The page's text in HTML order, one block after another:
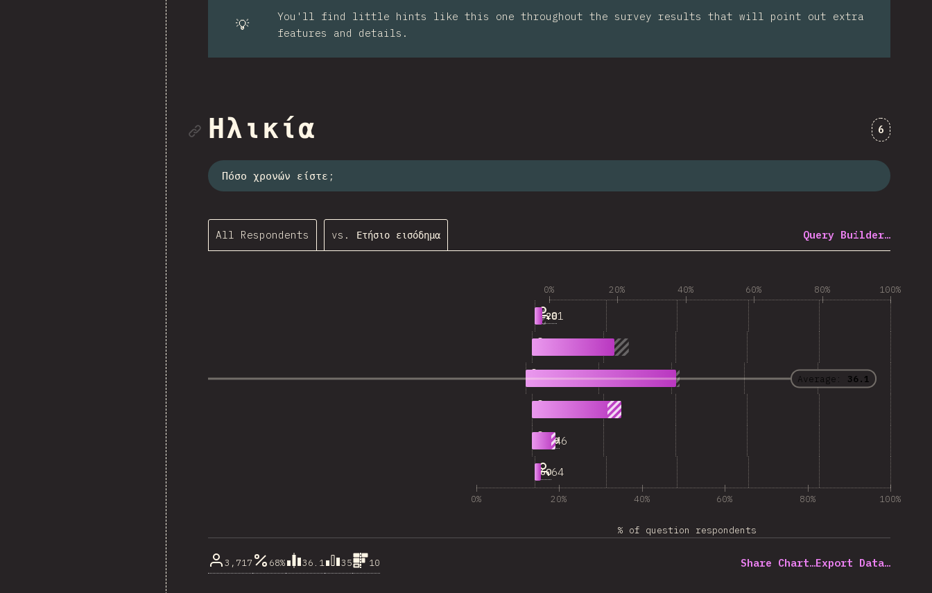
💡
You'll find little hints like this one throughout the survey results that will point out extra
features and details.
Link to section
Ηλικία 6
Πόσο χρονών είστε;
All Respondents vs. Ετήσιο εισόδημα Query Builder…
0% 20% 40% 60% 80% 100%
Average: 36.1
<=2081
30-391,536
50-59246
>6064
0% 20% 40% 60% 80% 100%
% of question respondents
3,717 68% 36.1 35 10 Share Chart…Export Data…